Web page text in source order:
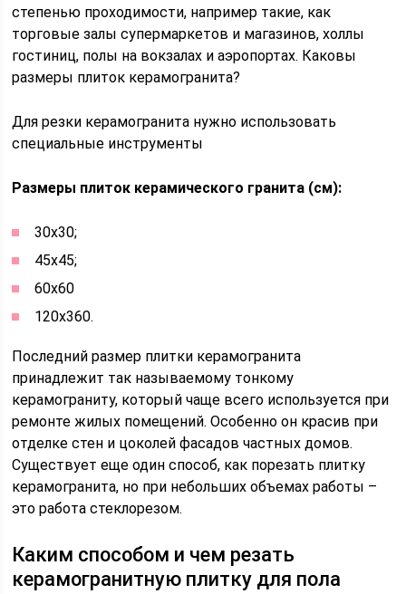
степенью проходимости, например такие, как
торговые залы супермаркетов и магазинов, холлы
гостиниц, полы на вокзалах и аэропортах. Каковы
размеры плиток керамогранита?
Для резки керамогранита нужно использовать
специальные инструменты
Размеры плиток керамического гранита (см):
30х30;
45х45;
60х60
120х360.
Последний размер плитки керамогранита
принадлежит так называемому тонкому
керамограниту, который чаще всего используется при
ремонте жилых помещений. Особенно он красив при
отделке стен и цоколей фасадов частных домов.
Существует еще один способ, как порезать плитку
керамогранита, но при небольших объемах работы –
это работа стеклорезом.
Каким способом и чем резать
керамогранитную плитку для пола